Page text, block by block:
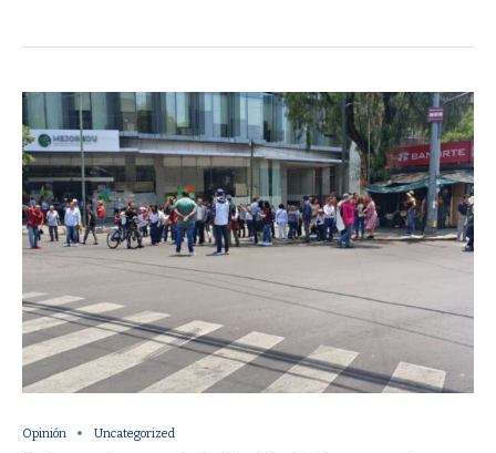
Opinión Uncategorized